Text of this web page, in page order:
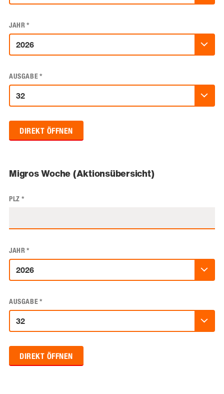
JAHR*
AUSGABE*
DIREKT ÖFFNEN
Migros Woche (Aktionsübersicht)
PLZ *
JAHR*
AUSGABE*
DIREKT ÖFFNEN